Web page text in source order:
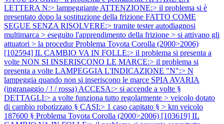
LETTERA N:> lampeggiante ATTENZIONE:> il problema si è
presentato dopo la sostituzione della frizione FATTO COME
SEGUE SENZA RISOLVERE:> tramite tester autodiagnosi
multimarca > eseguito l'apprendimento della frizione > si attivano gli
attuatori > la procedurProblema Toyota Corolla (2000>2006)
[102594] IL CAMBIO VA IN FOLLE:> il problema si presenta a
volte NON SI INSERISCONO LE MARCE:> il problema si
presenta a volte LAMPEGGIA L'INDICAZIONE "N":> N
lampeggia quando non si inseriscono le marce SPIA AVARIA
(ingranaggio / ! / rossa) ACCESA:> si accende a volte §
DETTAGLI:> a volte funziona tutto regolarmente > veicolo dotato
di cambio robotizzato § CASI:> 1 caso capitato § > km veicolo
187600 § Problema Toyota Corolla (2000>2006) [103619] IL